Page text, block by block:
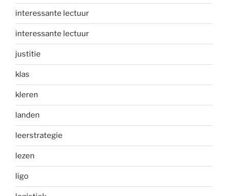
interessante lectuur
interessante lectuur
justitie
klas
kleren
landen
leerstrategie
lezen
ligo